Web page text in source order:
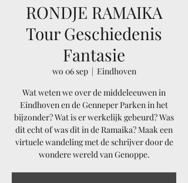
RONDJE RAMAIKA
Tour Geschiedenis
Fantasie
wo 06 sep
  |
Eindhoven
Wat weten we over de middeleeuwen in
Eindhoven en de Genneper Parken in het
bijzonder? Wat is er werkelijk gebeurd? Was
dit echt of was dit in de Ramaika? Maak een
virtuele wandeling met de schrijver door de